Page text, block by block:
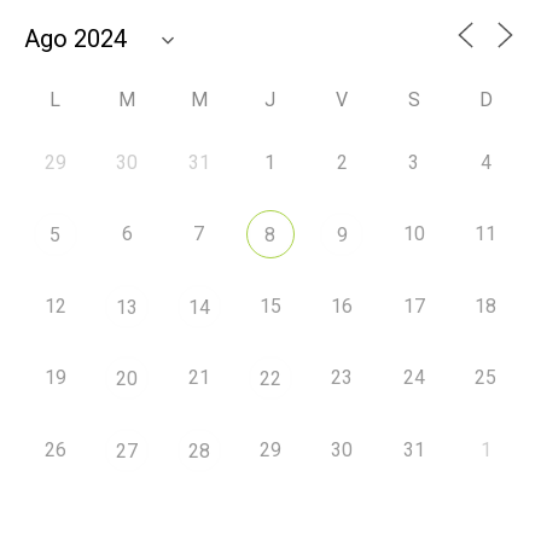
L M M J V S D
29 30 31 1 2 3 4
5 6 7 8 9 10 11
12 13 14 15 16 17 18
19 20 21 22 23 24 25
26 27 28 29 30 31 1